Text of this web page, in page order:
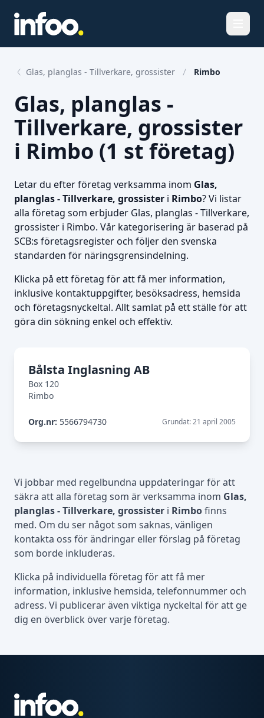
Glas, planglas - Tillverkare, grossister Rimbo
Glas, planglas -
Tillverkare, grossister
i Rimbo (1 st företag)
Letar du efter företag verksamma inom Glas,
planglas - Tillverkare, grossister i Rimbo? Vi listar
alla företag som erbjuder Glas, planglas - Tillverkare,
grossister i Rimbo. Vår kategorisering är baserad på
SCB:s företagsregister och följer den svenska
standarden för näringsgrensindelning.
Klicka på ett företag för att få mer information,
inklusive kontaktuppgifter, besöksadress, hemsida
och företagsnyckeltal. Allt samlat på ett ställe för att
göra din sökning enkel och effektiv.
Bålsta Inglasning AB
Box 120
Rimbo
Org.nr: 5566794730 Grundat: 21 april 2005
Vi jobbar med regelbundna uppdateringar för att
säkra att alla företag som är verksamma inom Glas,
planglas - Tillverkare, grossister i Rimbofinns
med. Om du ser något som saknas, vänligen
kontakta oss för ändringar eller förslag på företag
som borde inkluderas.
Klicka på individuella företag för att få mer
information, inklusive hemsida, telefonnummer och
adress. Vi publicerar även viktiga nyckeltal för att ge
dig en överblick över varje företag.